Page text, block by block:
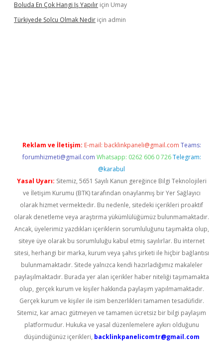
Boluda En Çok Hangi Iş Yapılır için Umay
Türkiyede Solcu Olmak Nedir için admin
Reklam ve İletişim: E-mail: backlinkpaneli@gmail.com Teams:
forumhizmeti@gmail.com Whatsapp: 0262 606 0 726 Telegram:
@karabul
Yasal Uyarı: Sitemiz, 5651 Sayılı Kanun gereğince Bilgi Teknolojileri
ve İletişim Kurumu (BTK) tarafından onaylanmış bir Yer Sağlayıcı
olarak hizmet vermektedir. Bu nedenle, sitedeki içerikleri proaktif
olarak denetleme veya araştırma yükümlülüğümüz bulunmamaktadır.
Ancak, üyelerimiz yazdıkları içeriklerin sorumluluğunu taşımakta olup,
siteye üye olarak bu sorumluluğu kabul etmiş sayılırlar. Bu internet
sitesi, herhangi bir marka, kurum veya şahıs şirketi ile hiçbir bağlantısı
bulunmamaktadır. Sitede yalnızca kendi hazırladığımız makaleler
paylaşılmaktadır. Burada yer alan içerikler haber niteliği taşımamakta
olup, gerçek kurum ve kişiler hakkında paylaşım yapılmamaktadır.
Gerçek kurum ve kişiler ile isim benzerlikleri tamamen tesadüfidir.
Sitemiz, kar amacı gütmeyen ve tamamen ücretsiz bir bilgi paylaşım
platformudur. Hukuka ve yasal düzenlemelere aykırı olduğunu
düşündüğünüz içerikleri, backlinkpanelicomtr@gmail.com